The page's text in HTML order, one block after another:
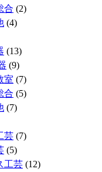
合 (2)
(4)
(13)
(9)
室 (7)
合 (5)
(7)
芸 (7)
(5)
工芸 (12)